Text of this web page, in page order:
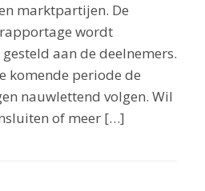
marktpartijen. De
wordt
aan de deelnemers.
komende periode de
nauwlettend volgen. Wil
of meer […]